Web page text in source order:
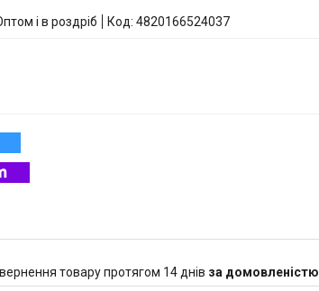
і в роздріб Код: 4820166524037
товару протягом 14 днів за домовленістю